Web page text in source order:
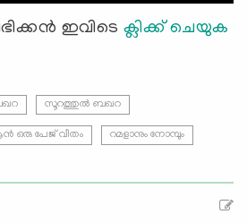
ഇവിടെക്ലിക്ക് ചെയുക
സൂറത്തുല്‍ ബഖറ
ഒരു പേജ് വീതം റമളാനും നോമ്പും